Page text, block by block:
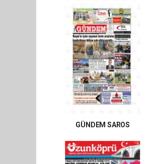
GÜNDEM SAROS